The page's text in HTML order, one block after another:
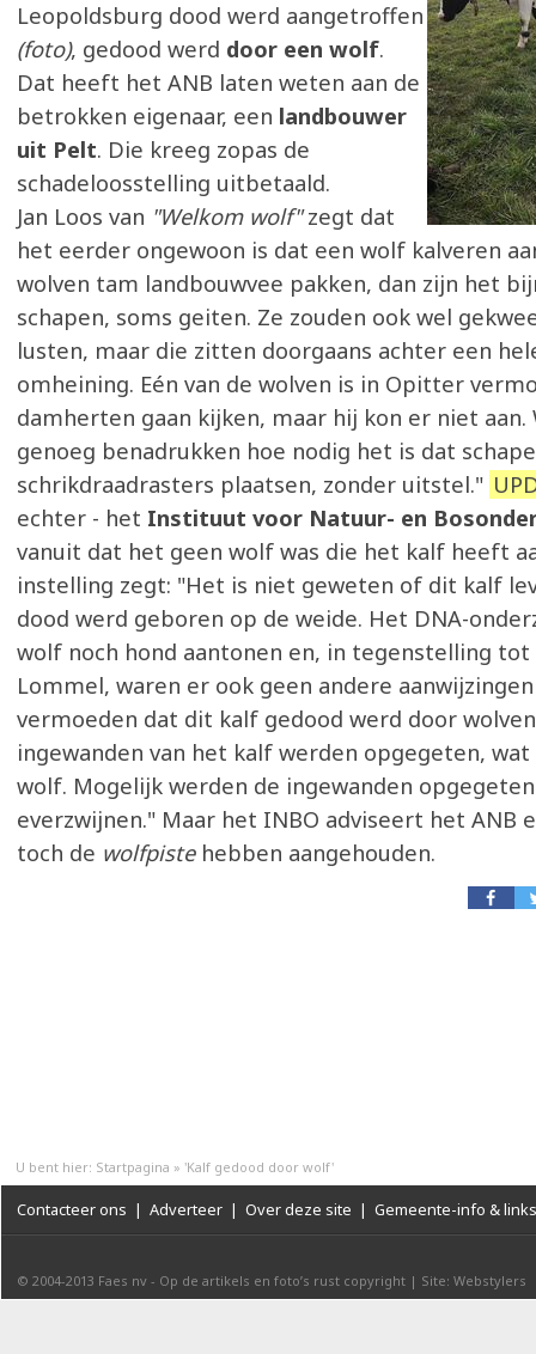
Leopoldsburg dood werd aangetroffen
(foto), gedood werd door een wolf.
Dat heeft het ANB laten weten aan de
betrokken eigenaar, een landbouwer
uit Pelt. Die kreeg zopas de
schadeloosstelling uitbetaald.
Jan Loos van "Welkom wolf"zegt dat
het eerder ongewoon is dat een wolf kalveren
wolven tam landbouwvee pakken, dan zijn het
schapen, soms geiten. Ze zouden ook wel
lusten, maar die zitten doorgaans achter een
omheining. Eén van de wolven is in Opitter
damherten gaan kijken, maar hij kon er niet aan.
genoeg benadrukken hoe nodig het is dat
schrikdraadrasters plaatsen, zonder uitstel."
echter - het Instituut voor Natuur- en
vanuit dat het geen wolf was die het kalf heeft
instelling zegt: "Het is niet geweten of dit kalf
dood werd geboren op de weide. Het DNA-
wolf noch hond aantonen en, in tegenstelling tot
Lommel, waren er ook geen andere
vermoeden dat dit kalf gedood werd door
ingewanden van het kalf werden opgegeten,
wolf. Mogelijk werden de ingewanden
everzwijnen." Maar het INBO adviseert het ANB
toch de wolfpiste hebben aangehouden.
U bent hier: Startpagina » 'Kalf gedood door wolf'
Contacteer ons | Adverteer | Over deze site | Gemeente-info & links
© 2004-2013 Faes nv - Op de artikels en foto’s rust copyright | Site: Webstylers